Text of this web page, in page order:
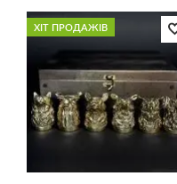
ХІТ ПРОДАЖІВ